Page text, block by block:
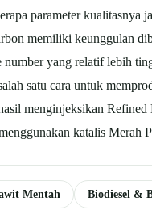
parameter kualitasnya
memiliki keunggulan
number yang relatif lebih
satu cara untuk
menginjeksikan
katalis
Mentah Biodiesel &